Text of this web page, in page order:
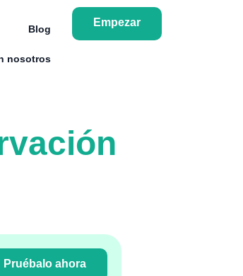
Blog
nosotros
Empezar
Pruébalo ahora